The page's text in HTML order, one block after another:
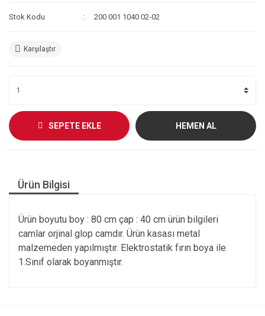
Stok Kodu 200 001 1040 02-02
Karşılaştır
SEPETE EKLE HEMEN AL
Ürün Bilgisi
Ürün boyutu boy : 80 cm çap : 40 cm ürün bilgileri
camlar orjinal glop camdır. Ürün kasası metal
malzemeden yapılmıştır. Elektrostatik fırın boya ile
1.Sınıf olarak boyanmıştır.